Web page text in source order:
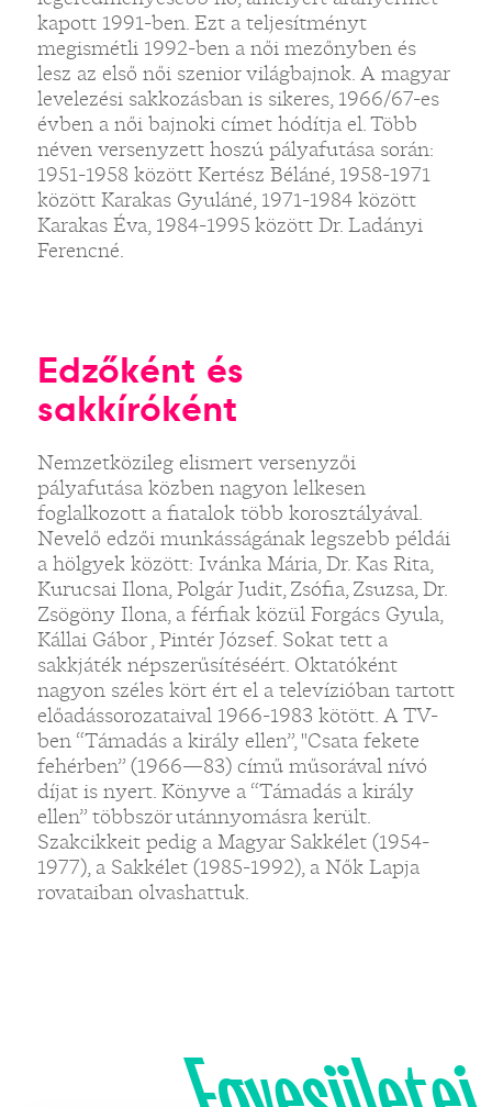
kapott 1991-ben. Ezt a teljesítményt
megismétli 1992-ben a női mezőnyben és
lesz az első női szenior világbajnok. A magyar
levelezési sakkozásban is sikeres, 1966/67-es
évben a női bajnoki címet hódítja el. Több
néven versenyzett hoszú pályafutása során:
1951-1958 között Kertész Béláné, 1958-1971
között Karakas Gyuláné, 1971-1984 között
Karakas Éva, 1984-1995 között Dr. Ladányi
Ferencné.
Edzőként és
sakkíróként
Nemzetközileg elismert versenyzői
pályafutása közben nagyon lelkesen
foglalkozott a fiatalok több korosztályával.
Nevelő edzői munkásságának legszebb példái
a hölgyek között: Ivánka Mária, Dr. Kas Rita,
Kurucsai Ilona, Polgár Judit, Zsófia, Zsuzsa, Dr.
Zsögöny Ilona, a férfiak közül Forgács Gyula,
Kállai Gábor , Pintér József. Sokat tett a
sakkjáték népszerűsítéséért. Oktatóként
nagyon széles kört ért el a televízióban tartott
előadássorozataival 1966-1983 kötött. A TV-
ben “Támadás a király ellen”, "Csata fekete
fehérben” (1966—83) című műsorával nívó
díjat is nyert. Könyve a “Támadás a király
ellen” többször utánnyomásra került.
Szakcikkeit pedig a Magyar Sakkélet (1954-
1977), a Sakkélet (1985-1992), a Nők Lapja
rovataiban olvashattuk.